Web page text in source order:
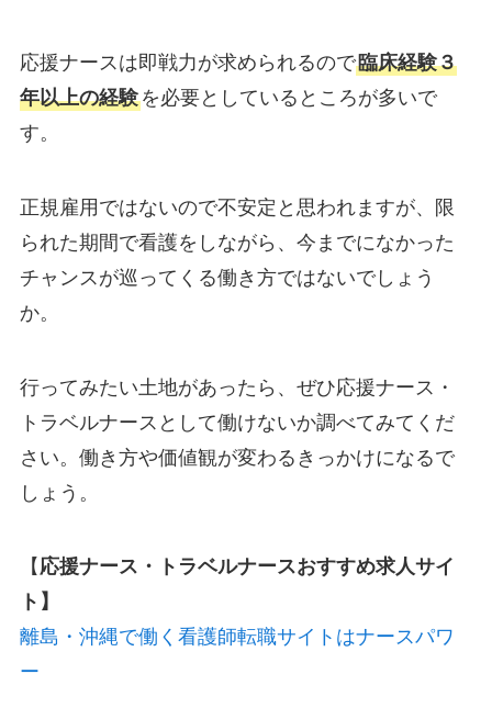
応援ナースは即戦力が求められるので臨床経験３
年以上の経験を必要としているところが多いで
す。
正規雇用ではないので不安定と思われますが、限
られた期間で看護をしながら、今までになかった
チャンスが巡ってくる働き方ではないでしょう
か。
行ってみたい土地があったら、ぜひ応援ナース・
トラベルナースとして働けないか調べてみてくだ
さい。働き方や価値観が変わるきっかけになるで
しょう。
【 応援ナース・トラベルナースおすすめ求人サイ
ト】
離島・沖縄で働く看護師転職サイトはナースパワ
ー